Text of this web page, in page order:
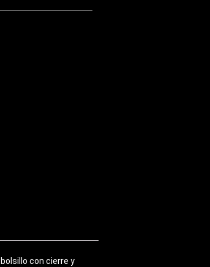
con cierre y